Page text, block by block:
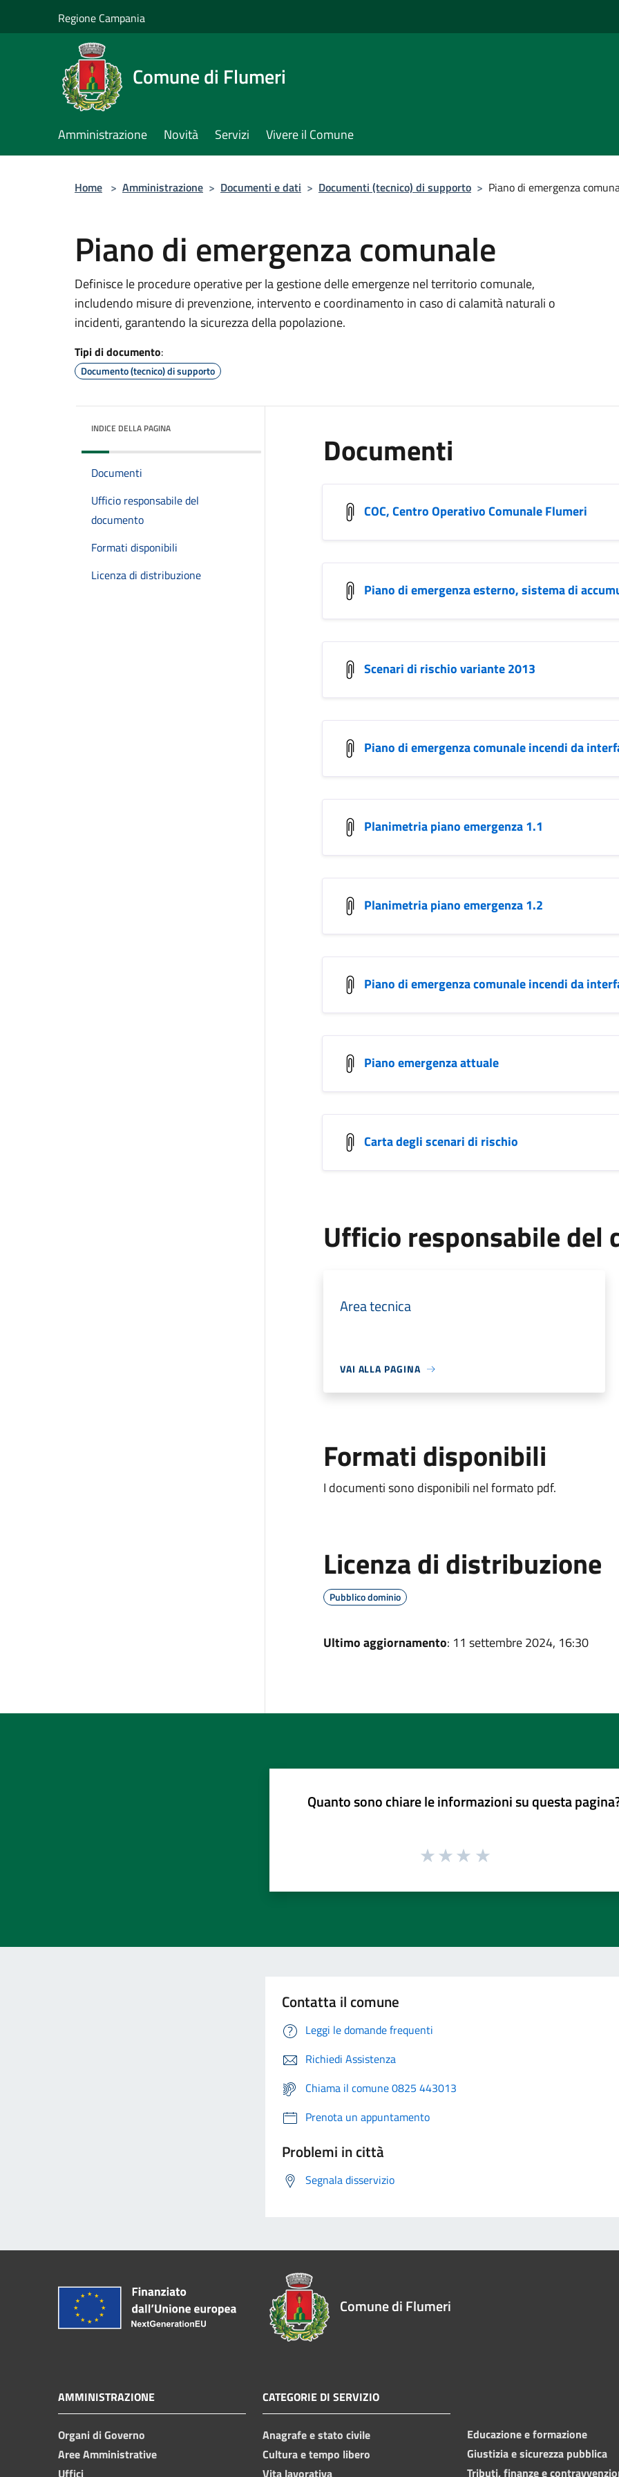
Regione Campania
Comune di Flumeri
Amministrazione Novità Servizi Vivere il Comune
Home > Amministrazione > Documenti e dati > Documenti (tecnico) di supporto > Piano di emergenza
Piano di emergenza comunale
Definisce le procedure operative per la gestione delle emergenze nel territorio comunale,
includendo misure di prevenzione, intervento e coordinamento in caso di calamità naturali o
incidenti, garantendo la sicurezza della popolazione.
Tipi di documento:
Documento (tecnico) di supporto
INDICE DELLA PAGINA
Documenti
Ufficio responsabile del
documento
Formati disponibili
Licenza di distribuzione
Documenti
COC, Centro Operativo Comunale Flumeri
Piano di emergenza esterno, sistema di
Scenari di rischio variante 2013
Piano di emergenza comunale incendi da
Planimetria piano emergenza 1.1
Planimetria piano emergenza 1.2
Piano di emergenza comunale incendi da
Piano emergenza attuale
Carta degli scenari di rischio
Ufficio responsabile del
Area tecnica
VAI ALLA PAGINA
Formati disponibili
I documenti sono disponibili nel formato pdf.
Licenza di distribuzione
Pubblico dominio
Ultimo aggiornamento: 11 settembre 2024, 16:30
Quanto sono chiare le informazioni su questa
Contatta il comune
Leggi le domande frequenti
Richiedi Assistenza
Chiama il comune 0825 443013
Prenota un appuntamento
Problemi in città
Segnala disservizio
Comune di Flumeri
AMMINISTRAZIONE
Organi di Governo
Aree Amministrative
Uffici
CATEGORIE DI SERVIZIO
Anagrafe e stato civile
Cultura e tempo libero
Vita lavorativa
Educazione e formazione
Giustizia e sicurezza pubblica
Tributi, finanze e